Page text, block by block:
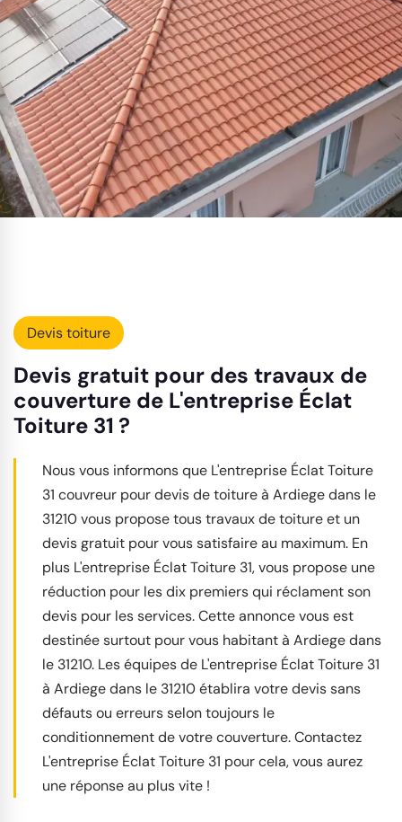
Devis toiture
Devis gratuit pour des travaux de
couverture de L'entreprise Éclat
Toiture 31 ?
Nous vous informons que L'entreprise Éclat Toiture
31 couvreur pour devis de toiture à Ardiege dans le
31210 vous propose tous travaux de toiture et un
devis gratuit pour vous satisfaire au maximum. En
plus L'entreprise Éclat Toiture 31, vous propose une
réduction pour les dix premiers qui réclament son
devis pour les services. Cette annonce vous est
destinée surtout pour vous habitant à Ardiege dans
le 31210. Les équipes de L'entreprise Éclat Toiture 31
à Ardiege dans le 31210 établira votre devis sans
défauts ou erreurs selon toujours le
conditionnement de votre couverture. Contactez
L'entreprise Éclat Toiture 31 pour cela, vous aurez
une réponse au plus vite !